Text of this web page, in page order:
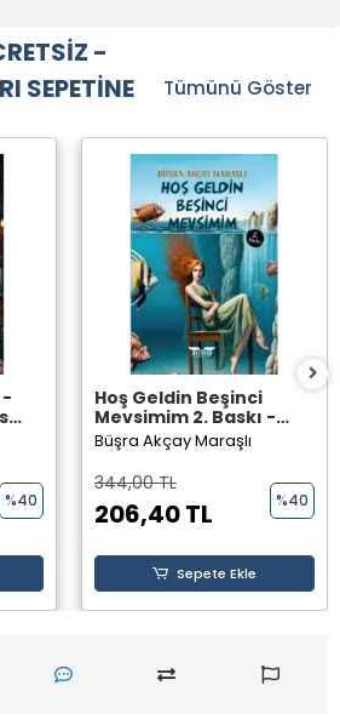
-
SEPETİNE
Tümünü Göster
-
%40
Hoş Geldin Beşinci
Mevsimim 2. Baskı -
Büşra Akçay Maraşlı -
Perseus Yayınevi -
Büşra Akçay Maraşlı
344,00 TL
206,40 TL %40
Sepete Ekle